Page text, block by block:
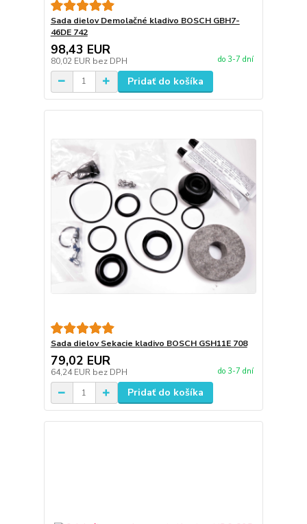
Sada dielov Demolačné kladivo BOSCH GBH7-
46DE 742
98,43 EUR
80,02 EUR bez DPH do 3-7 dní
Pridať do košíka
Sada dielov Sekacie kladivo BOSCH GSH11E 708
79,02 EUR
64,24 EUR bez DPH do 3-7 dní
Pridať do košíka